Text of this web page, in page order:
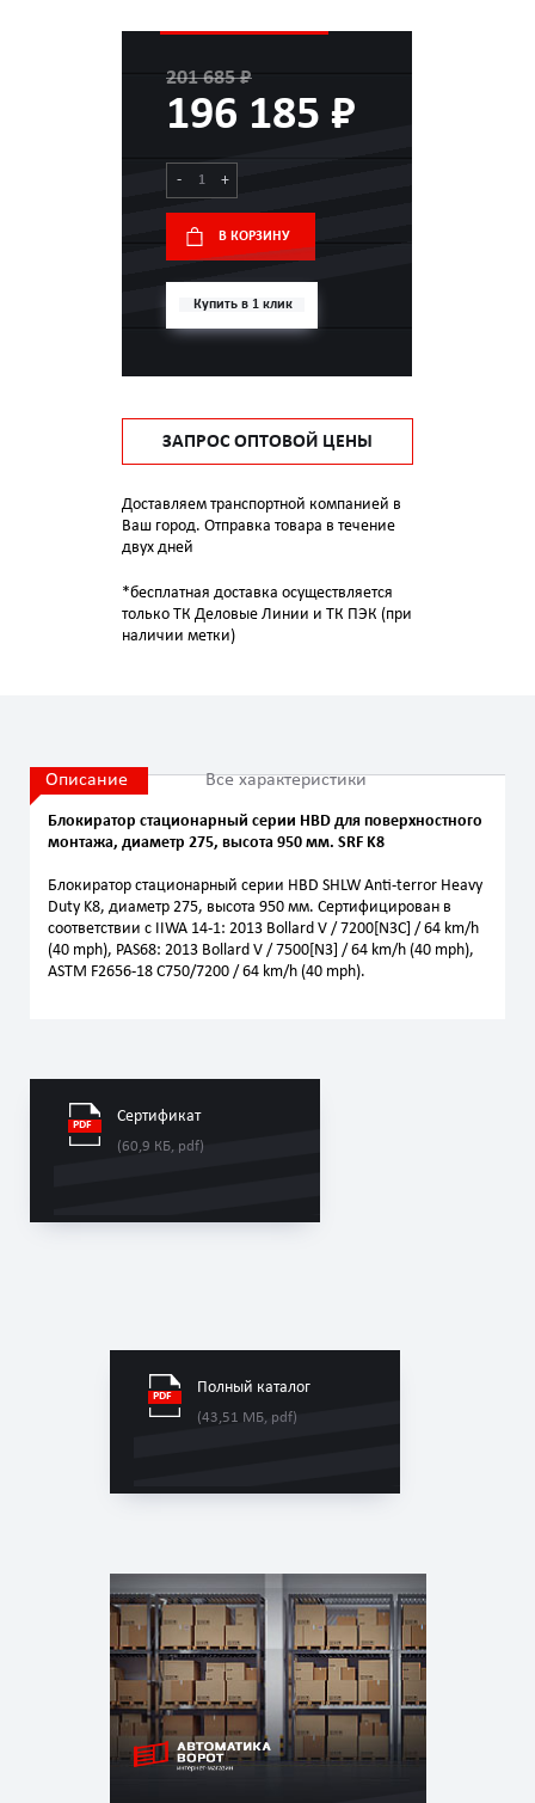
201 685 ₽
196 185 ₽
- +
В КОРЗИНУ
Купить в 1 клик
ЗАПРОС ОПТОВОЙ ЦЕНЫ
Доставляем транспортной компанией в
Ваш город. Отправка товара в течение
двух дней
*бесплатная доставка осуществляется
только ТК Деловые Линии и ТК ПЭК (при
наличии метки)
Полный каталог
(43,51 МБ, pdf)
Описание Все характеристики
Блокиратор стационарный серии HBD для поверхностного
монтажа, диаметр 275, высота 950 мм. SRF K8
Блокиратор стационарный серии HBD SHLW Anti-terror Heavy
Duty K8, диаметр 275, высота 950 мм. Сертифицирован в
соответствии с IIWA 14-1: 2013 Bollard V / 7200[N3C] / 64 km/h
(40 mph), PAS68: 2013 Bollard V / 7500[N3] / 64 km/h (40 mph),
ASTM F2656-18 C750/7200 / 64 km/h (40 mph).
Сертификат
(60,9 КБ, pdf)